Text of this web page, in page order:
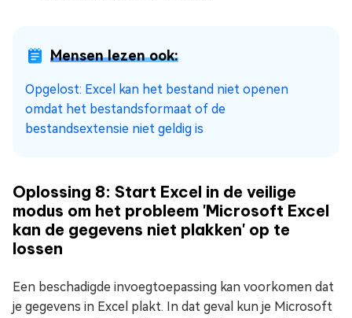
Mensen lezen ook:
Opgelost: Excel kan het bestand niet openen
omdat het bestandsformaat of de
bestandsextensie niet geldig is
Oplossing 8: Start Excel in de veilige
modus om het probleem 'Microsoft Excel
kan de gegevens niet plakken' op te
lossen
Een beschadigde invoegtoepassing kan voorkomen dat
je gegevens in Excel plakt. In dat geval kun je Microsoft